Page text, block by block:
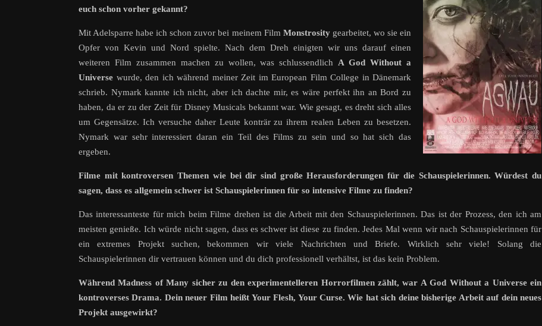
euch schon vorher gekannt?
Mit Adelsparre habe ich schon zuvor bei meinem Film Monstrositygearbeitet, wo sie ein
Opfer von Kevin und Nord spielte. Nach dem Dreh einigten wir uns darauf einen
weiteren Film zusammen machen zu wollen, was schlussendlichA God Without a
Universe wurde, den ich während meiner Zeit im European Film College in Dänemark
schrieb. Nymark kannte ich nicht, aber ich dachte mir, es wäre perfekt ihn an Bord zu
haben, da er zu der Zeit für Disney Musicals bekannt war. Wie gesagt, es dreht sich alles
um Gegensätze. Ich versuche daher Leute konträr zu ihrem realen Leben zu besetzen.
Nymark war sehr interessiert daran ein Teil des Films zu sein und so hat sich das
ergeben.
Filme mit kontroversen Themen wie bei dir sind große Herausforderungen für die Schauspielerinnen. Würdest du
sagen, dass es allgemein schwer ist Schauspielerinnen für so intensive Filme zu finden?
Das interessanteste für mich beim Filme drehen ist die Arbeit mit den Schauspielerinnen. Das ist der Prozess, den ich am
meisten genieße. Ich würde nicht sagen, dass es schwer ist diese zu finden. Jedes Mal wenn wir nach Schauspielerinnen für
ein extremes Projekt suchen, bekommen wir viele Nachrichten und Briefe. Wirklich sehr viele! Solang die
Schauspielerinnen dir vertrauen können und du dich professionell verhältst, ist das kein Problem.
Während Madness of Many sicher zu den experimentelleren Horrorfilmen zählt, war A God Without a Universe ein
kontroverses Drama. Dein neuer Film heißt Your Flesh, Your Curse. Wie hat sich deine bisherige Arbeit auf dein neues
Projekt ausgewirkt?